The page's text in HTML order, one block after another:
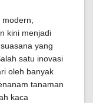
kini menjadi
yang
satu inovasi
oleh banyak
tanaman
kaca